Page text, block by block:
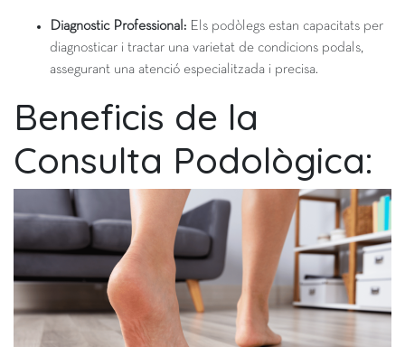
Diagnostic Professional: Els podòlegs estan capacitats per
diagnosticar i tractar una varietat de condicions podals,
assegurant una atenció especialitzada i precisa.
Beneficis de la
Consulta Podològica: